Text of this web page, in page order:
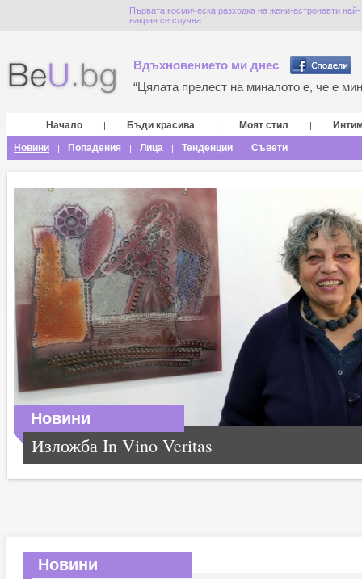
Първата космическа разходка на жени-астронавти най-
накрая се случва
Вдъхновението ми днес
“Цялата прелест на миналото е, че е
Начало | Бъди красива | Моят стил |
Новини
| Попадения | Лица | Тенденции | Съвети |
Новини
Изложба In Vino Veritas
Новини